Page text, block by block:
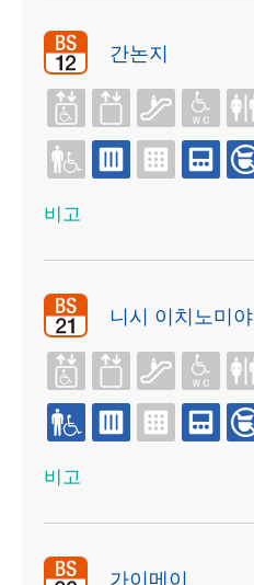
간논지
비고
니시 이치노미야
비고
가이메이